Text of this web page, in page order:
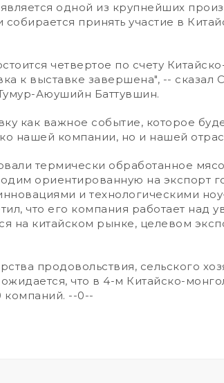
одной из крупнейших
принять участие в
четвертое по счету
к выставке завершена", -- сказал
Аюушийн Баттувшин.
как важное событие, которое
нашей компании, но и нашей
термически обработанное
ориентированную на экспорт
и технологическими ноу-
что его компания работает над
на китайском рынке, целевом
продовольствия, сельского
что в 4-м Китайско-
компаний. --0--